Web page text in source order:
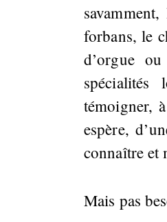
forbans, le
d’orgue
témoigner,
espère,
connaître et
Mais pas